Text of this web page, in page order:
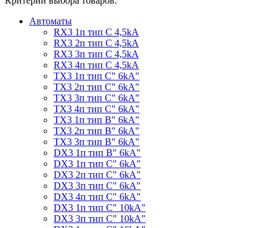
Автоматы
RX3 1п тип C 4,5kA
RX3 2п тип C 4,5kA
RX3 3п тип C 4,5kA
RX3 4п тип C 4,5kA
TX3 1п тип C" 6kA"
TX3 2п тип C" 6kA"
TX3 3п тип C" 6kA"
TX3 4п тип C" 6kA"
TX3 1п тип B" 6kA"
TX3 2п тип B" 6kA"
TX3 3п тип B" 6kA"
DX3 1п тип B" 6kA"
DX3 1п тип C" 6kA"
DX3 2п тип C" 6kA"
DX3 3п тип C" 6kA"
DX3 4п тип C" 6kA"
DX3 1п тип C" 10kA"
DX3 3п тип C" 10kA"